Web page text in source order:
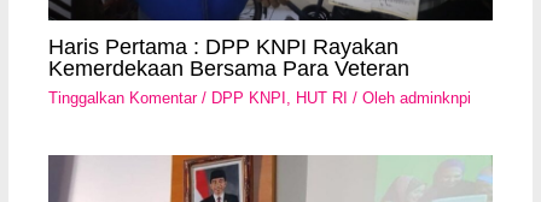
Haris Pertama : DPP KNPI Rayakan
Kemerdekaan Bersama Para Veteran
Tinggalkan Komentar / DPP KNPI HUT RI / Olehadminknpi